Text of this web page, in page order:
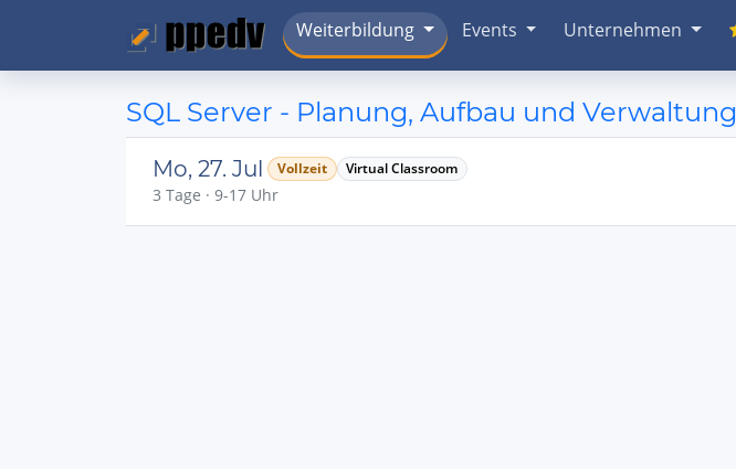
Weiterbildung Events Unternehmen
SQL Server - Planung, Aufbau und Verwaltung
Mo, 27. Jul Vollzeit Virtual Classroom
3 Tage · 9-17 Uhr